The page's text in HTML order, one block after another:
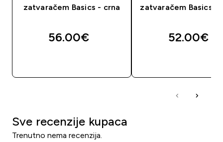
zatvaračem Basics - crna
56.00€‎
zatvaračem Basics –
52.00€‎
Sve recenzije kupaca
Trenutno nema recenzija.